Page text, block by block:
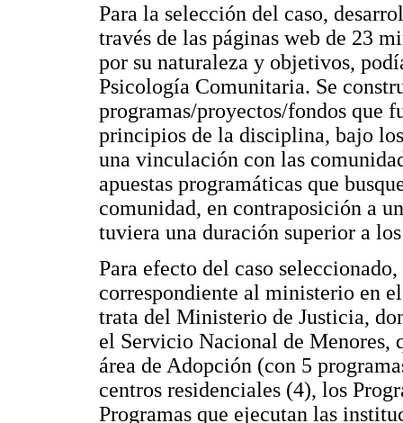
Para la selección del caso,
través de las páginas web de 23
por su naturaleza y objetivos,
Psicología Comunitaria. Se
programas/proyectos/fondos que
principios de la disciplina, bajo
una vinculación con las
apuestas programáticas que
comunidad, en contraposición a
tuviera una duración superior a los
Para efecto del caso
correspondiente al ministerio en
trata del Ministerio de Justicia,
el Servicio Nacional de Menores,
área de Adopción (con 5
centros residenciales (4), los
Programas que ejecutan las